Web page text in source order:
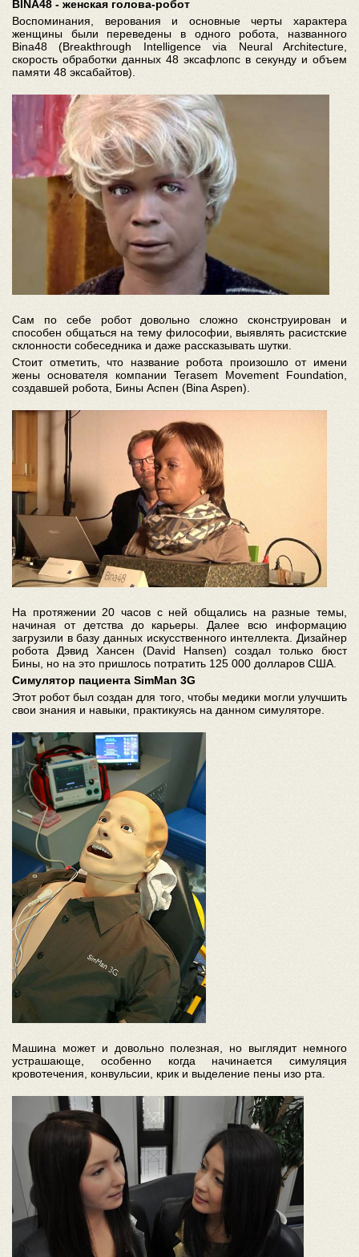
BINA48 - женская голова-робот
Воспоминания, верования и основные черты характера
женщины были переведены в одного робота, названного
Bina48 (Breakthrough Intelligence via Neural Architecture,
скорость обработки данных 48 эксафлопс в секунду и объем
памяти 48 эксабайтов).
Сам по себе робот довольно сложно сконструирован и
способен общаться на тему философии, выявлять расистские
склонности собеседника и даже рассказывать шутки.
Стоит отметить, что название робота произошло от имени
жены основателя компании Terasem Movement Foundation,
создавшей робота, Бины Аспен (Bina Aspen).
На протяжении 20 часов с ней общались на разные темы,
начиная от детства до карьеры. Далее всю информацию
загрузили в базу данных искусственного интеллекта. Дизайнер
робота Дэвид Хансен (David Hansen) создал только бюст
Бины, но на это пришлось потратить 125 000 долларов США.
Симулятор пациента SimMan 3G
Этот робот был создан для того, чтобы медики могли улучшить
свои знания и навыки, практикуясь на данном симуляторе.
Машина может и довольно полезная, но выглядит немного
устрашающе, особенно когда начинается симуляция
кровотечения, конвульсии, крик и выделение пены изо рта.